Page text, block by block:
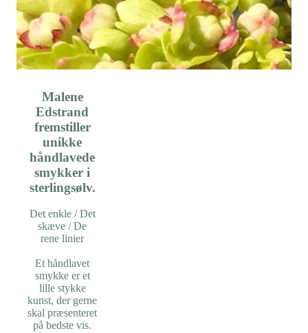
Malene
Edstrand
fremstiller
unikke
håndlavede
smykker i
sterlingsølv.
Det enkle / Det
skæve / De
rene linier
Et håndlavet
smykke er et
lille stykke
kunst, der gerne
skal præsenteret
på bedste vis.